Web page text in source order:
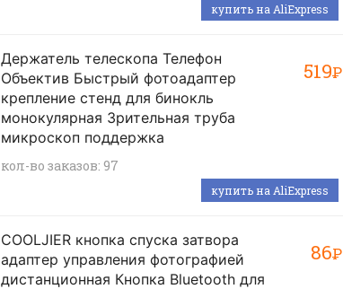
купить на AliExpress
Держатель телескопа Телефон
Объектив Быстрый фотоадаптер
крепление стенд для бинокль
монокулярная Зрительная труба
микроскоп поддержка
кол-во заказов: 97
519Р
купить на AliExpress
COOLJIER кнопка спуска затвора
адаптер управления фотографией
дистанционная Кнопка Bluetooth для
86Р